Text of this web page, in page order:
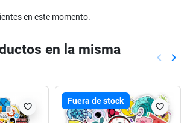
en este momento.
en la misma
keyboard_arrow_left keyboard_arrow_right
favorite_border
Fuera de stock
favorite_border